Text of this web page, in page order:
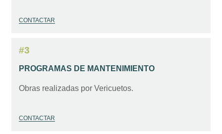
CONTACTAR
#3
PROGRAMAS DE MANTENIMIENTO
Obras realizadas por Vericuetos.
CONTACTAR